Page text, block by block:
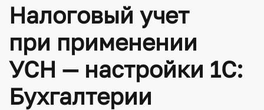
Налоговый учет
при применении
УСН — настройки 1С:
Бухгалтерии